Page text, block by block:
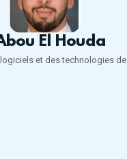
El Houda
et des technologies de